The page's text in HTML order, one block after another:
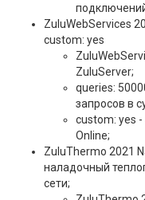
ZuluWebServices
custom: yes
ZuluServer;
queries:
запросов в
custom: yes -
Online;
ZuluThermo 2021
наладочный
сети;